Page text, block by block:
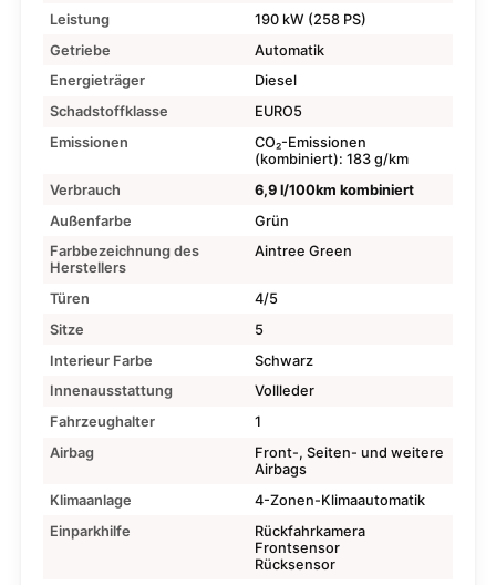
Leistung
190 kW (258 PS)
Getriebe
Automatik
Energieträger
Diesel
Schadstoffklasse
EURO5
Emissionen
CO₂-Emissionen
(kombiniert): 183 g/km
Verbrauch
6,9 l/100km kombiniert
Außenfarbe
Grün
Farbbezeichnung des
Herstellers
Aintree Green
Türen
4/5
Sitze
5
Interieur Farbe
Schwarz
Innenausstattung
Vollleder
Fahrzeughalter
1
Airbag
Front-, Seiten- und weitere
Airbags
Klimaanlage
4-Zonen-Klimaautomatik
Einparkhilfe
Rückfahrkamera
Frontsensor
Rücksensor